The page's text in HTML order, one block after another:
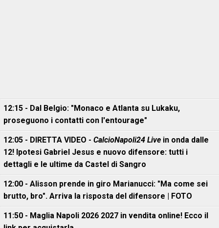
12:15 - Dal Belgio: "Monaco e Atlanta su Lukaku,
proseguono i contatti con l'entourage"
12:05 - DIRETTA VIDEO - CalcioNapoli24 Live in onda dalle
12! Ipotesi Gabriel Jesus e nuovo difensore: tutti i
dettagli e le ultime da Castel di Sangro
12:00 - Alisson prende in giro Marianucci: "Ma come sei
brutto, bro". Arriva la risposta del difensore | FOTO
11:50 - Maglia Napoli 2026 2027 in vendita online! Ecco il